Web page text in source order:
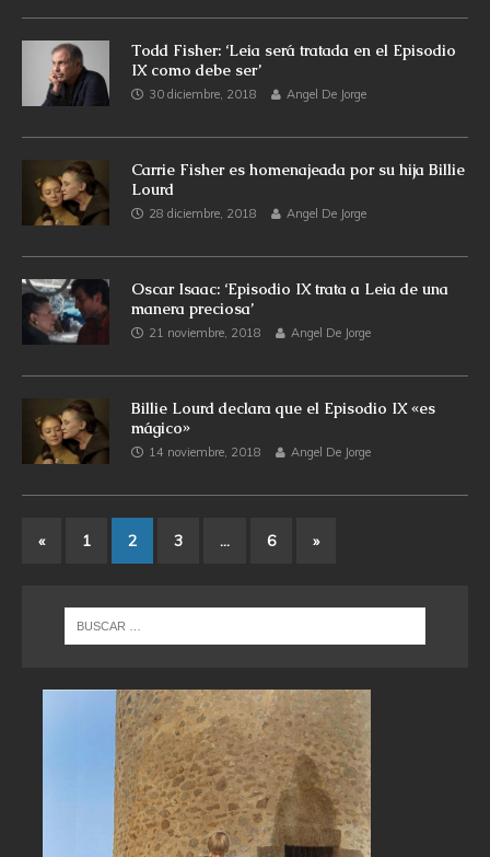
Todd Fisher: ‘Leia será tratada en el Episodio
IX como debe ser’
30 diciembre, 2018 Angel De Jorge
Carrie Fisher es homenajeada por su hija Billie
Lourd
28 diciembre, 2018 Angel De Jorge
Oscar Isaac: ‘Episodio IX trata a Leia de una
manera preciosa’
21 noviembre, 2018 Angel De Jorge
Billie Lourd declara que el Episodio IX «es
mágico»
14 noviembre, 2018 Angel De Jorge
« 1 2 3 … 6 »